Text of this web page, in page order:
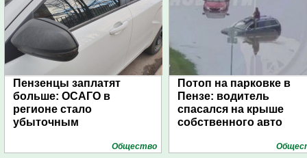
Пензенцы заплатят
больше: ОСАГО в
регионе стало
убыточным
Общество
Потоп на парковке в
Пензе: водитель
спасался на крыше
собственного авто